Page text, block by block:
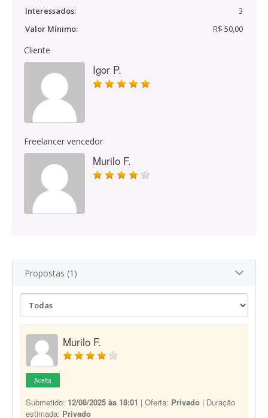
Interessados:
3
Valor Mínimo:
R$ 50,00
Cliente
Igor P.
Freelancer vencedor
Murilo F.
Propostas (1)
Murilo F.
Aceita
Submetido: 12/08/2025 às 18:01 | Oferta: Privado | Duração
estimada: Privado